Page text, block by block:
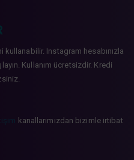
Instagram hesabınızla
Kullanım ücretsizdir. Kredi
kanallarımızdan bizimle irtibat